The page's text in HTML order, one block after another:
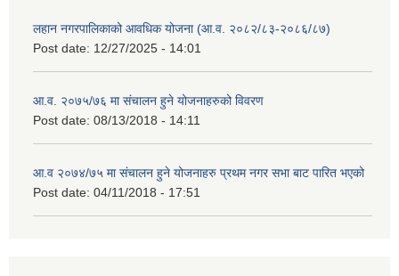
लहान नगरपालिकाको आवधिक योजना (आ.व. २०८२/८३-२०८६/८७)
Post date: 12/27/2025 - 14:01
आ.व. २०७५/७६ मा संचालन हुने योजनाहरुको विवरण
Post date: 08/13/2018 - 14:11
आ.व २०७४/७५ मा संचालन हुने योजनाहरु प्रथम नगर सभा बाट पारित भएको
Post date: 04/11/2018 - 17:51